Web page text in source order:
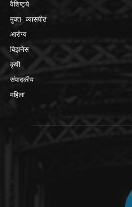
वैशिष्ट्ये
मुक्त- व्यासपीठ
आरोग्य
बिझनेस
कृषी
संपादकीय
महिला